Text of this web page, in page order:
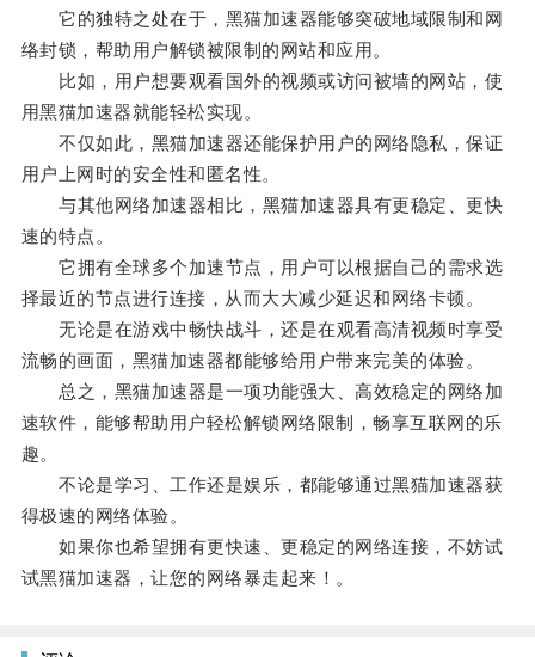
它的独特之处在于，黑猫加速器能够突破地域限制和网
络封锁，帮助用户解锁被限制的网站和应用。
比如，用户想要观看国外的视频或访问被墙的网站，使
用黑猫加速器就能轻松实现。
不仅如此，黑猫加速器还能保护用户的网络隐私，保证
用户上网时的安全性和匿名性。
与其他网络加速器相比，黑猫加速器具有更稳定、更快
速的特点。
它拥有全球多个加速节点，用户可以根据自己的需求选
择最近的节点进行连接，从而大大减少延迟和网络卡顿。
无论是在游戏中畅快战斗，还是在观看高清视频时享受
流畅的画面，黑猫加速器都能够给用户带来完美的体验。
总之，黑猫加速器是一项功能强大、高效稳定的网络加
速软件，能够帮助用户轻松解锁网络限制，畅享互联网的乐
趣。
不论是学习、工作还是娱乐，都能够通过黑猫加速器获
得极速的网络体验。
如果你也希望拥有更快速、更稳定的网络连接，不妨试
试黑猫加速器，让您的网络暴走起来！。